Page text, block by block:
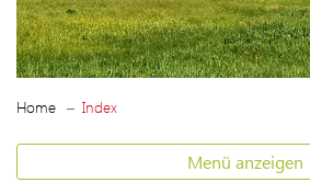
Home Index(ausgewählt)
Menü anzeigen